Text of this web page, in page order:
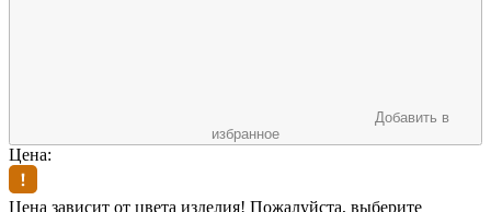
Добавить в
избранное
Цена:
Цена зависит от цвета изделия! Пожалуйста, выберите